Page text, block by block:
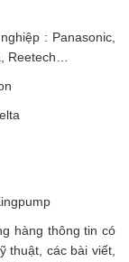
: Panasonic,
Reetech…
hàng thông tin có
thuật, các bài viết,